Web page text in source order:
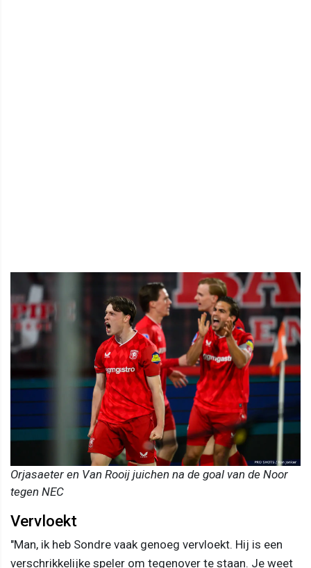
Orjasaeter en Van Rooij juichen na de goal van de Noor
tegen NEC
Vervloekt
"Man, ik heb Sondre vaak genoeg vervloekt. Hij is een
verschrikkelijke speler om tegenover te staan. Je weet